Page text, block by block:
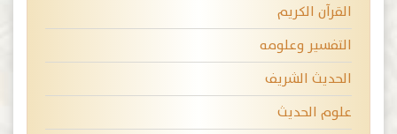
القرآن الكريم
التفسير وعلومه
الحديث الشريف
علوم الحديث